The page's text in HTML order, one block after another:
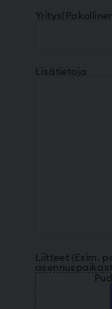
Yritys
Lisätietoja
Liitteet (Esim.